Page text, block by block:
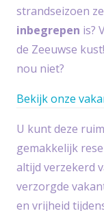
strandseizoen
inbegrepen is?
de Zeeuwse
nou niet?
Bekijk onze
U kunt deze
gemakkelijk
altijd verzekerd
verzorgde
en vrijheid